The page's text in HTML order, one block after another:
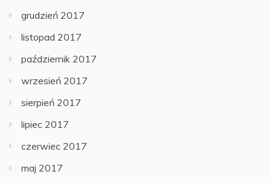
grudzień 2017
listopad 2017
październik 2017
wrzesień 2017
sierpień 2017
lipiec 2017
czerwiec 2017
maj 2017